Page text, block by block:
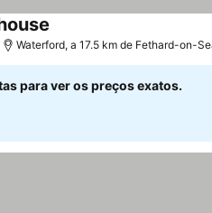
Waterford, a 17.5 km de Fethard-on-
para ver os preços exatos.